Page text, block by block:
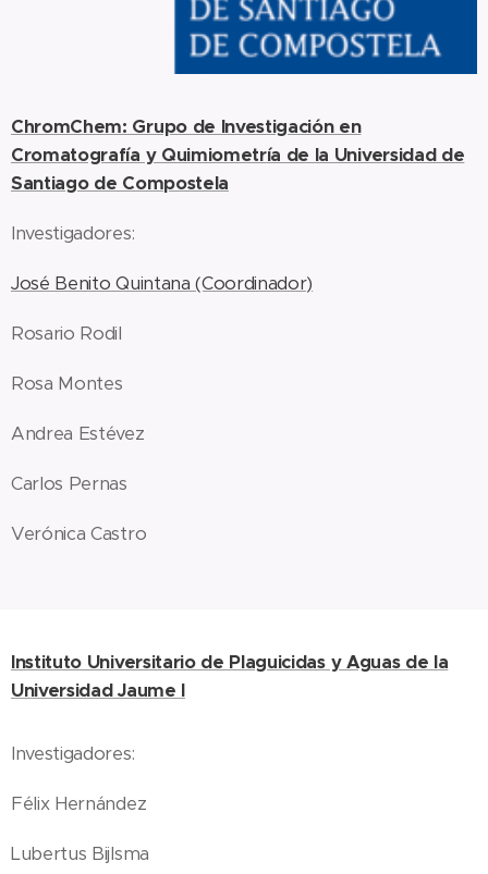
ChromChem: Grupo de Investigación en
Cromatografía y Quimiometría de la Universidad de
Santiago de Compostela
Investigadores:
José Benito Quintana (Coordinador)
Rosario Rodil
Rosa Montes
Andrea Estévez
Carlos Pernas
Verónica Castro
Instituto Universitario de Plaguicidas y Aguas de la
Universidad Jaume I
Investigadores:
Félix Hernández
Lubertus Bijlsma